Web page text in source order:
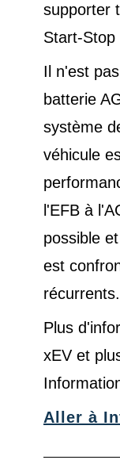
supporter
Start-Stop
Il n'est
batterie
système
véhicule
l'EFB à
possible
est
récurrents.
Plus
xEV et
Aller à